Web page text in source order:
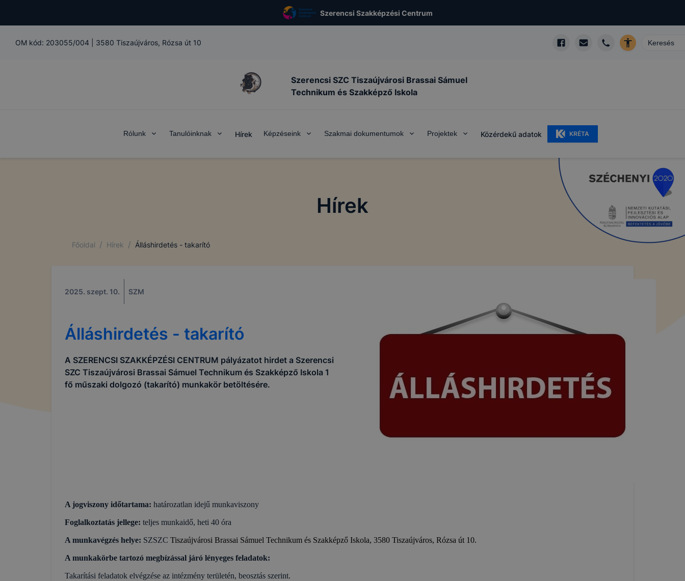
Szerencsi Szakképzési Centrum
OM kód: 203055/004 3580 Tiszaújváros, Rózsa út 10
Szerencsi SZC Tiszaújvárosi Brassai Sámuel
Technikum és Szakképző Iskola
Rólunk Tanulóinknak Hírek Képzéseink Szakmai dokumentumok Projektek Közérdekű adatok KRÉTA
Hírek
Főoldal / Hírek / Álláshirdetés - takarító
2025. szept. 10. SZM
Álláshirdetés - takarító
A SZERENCSI SZAKKÉPZÉSI CENTRUM pályázatot hirdet a Szerencsi
SZC Tiszaújvárosi Brassai Sámuel Technikum és Szakképző Iskola 1
fő műszaki dolgozó (takarító) munkakör betöltésére.
A jogviszony időtartama: határozatlan idejű munkaviszony
Foglalkoztatás jellege: teljes munkaidő, heti 40 óra
A munkavégzés helye: SZSZC Tiszaújvárosi Brassai Sámuel Technikum és Szakképző Iskola, 3580 Tiszaújváros, Rózsa út 10.
A munkakörbe tartozó megbízással járó lényeges feladatok:
Takarítási feladatok elvégzése az intézmény területén, beosztás szerint.